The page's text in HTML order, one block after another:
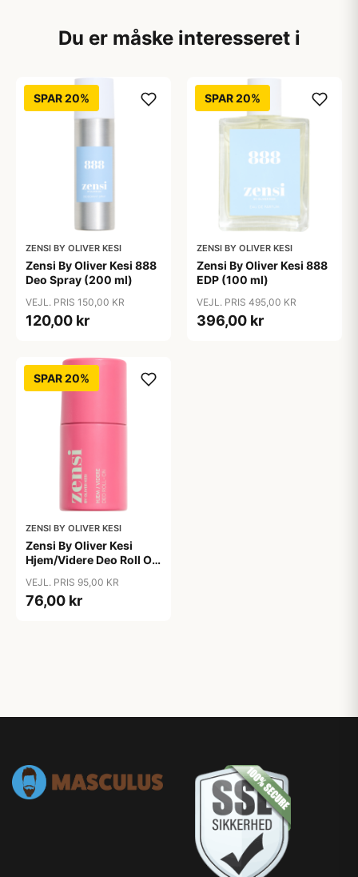
Du er måske interesseret i
SPAR 20%
ZENSI BY OLIVER KESI
Zensi By Oliver Kesi 888
Deo Spray (200 ml)
VEJL. PRIS 150,00 KR
120,00 kr
SPAR 20%
ZENSI BY OLIVER KESI
Zensi By Oliver Kesi 888
EDP (100 ml)
VEJL. PRIS 495,00 KR
396,00 kr
SPAR 20%
ZENSI BY OLIVER KESI
Zensi By Oliver Kesi
Hjem/Videre Deo Roll On
VEJL. PRIS 95,00 KR
76,00 kr